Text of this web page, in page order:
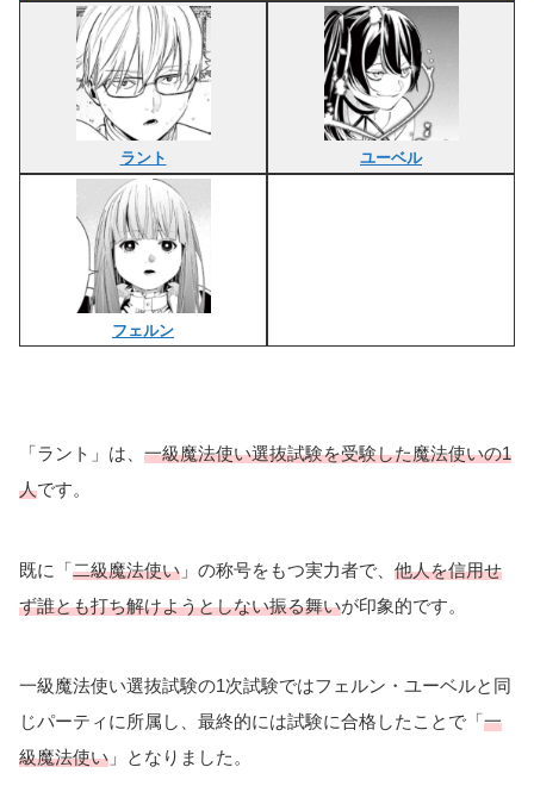
ラント ユーベル
フェルン
「ラント」は、 一級魔法使い選抜試験を受験した魔法使いの1
人です。
既に「二級魔法使い 」の称号をもつ実力者で、 他人を信用せ
ず誰とも打ち解けようとしない振る舞いが印象的です。
一級魔法使い選抜試験の1次試験ではフェルン・ユーベルと同
じパーティに所属し、最終的には試験に合格したことで「一
級魔法使い 」となりました。